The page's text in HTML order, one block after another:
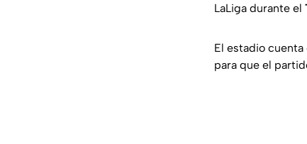
LaLiga durante el
El estadio
para que el